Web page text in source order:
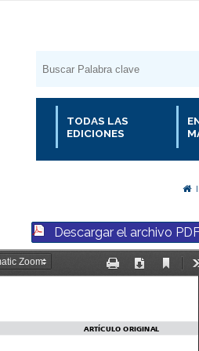
TODAS LAS
EDICIONES
Descargar el archivo